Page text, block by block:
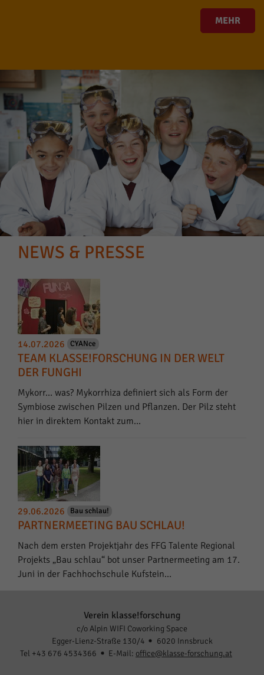
MEHR
NEWS & PRESSE
14.07.2026 CYANce
TEAM KLASSE!FORSCHUNG IN DER WELT
DER FUNGHI
Mykorr… was? Mykorrhiza definiert sich als Form der
Symbiose zwischen Pilzen und Pflanzen. Der Pilz steht
hier in direktem Kontakt zum…
29.06.2026 Bau schlau!
PARTNERMEETING BAU SCHLAU!
Nach dem ersten Projektjahr des FFG Talente Regional
Projekts „Bau schlau“ bot unser Partnermeeting am 17.
Juni in der Fachhochschule Kufstein…
Verein klasse!forschung
c/o Alpin WIFI Coworking Space
Egger-Lienz-Straße 130/4
6020 Innsbruck
Tel +43 676 4534366
E-Mail: office@klasse-forschung.at